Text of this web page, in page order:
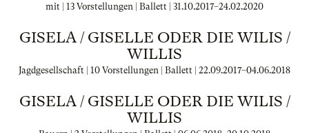
mit | 13 Vorstellungen | Ballett | 31.10.2017–24.02.2020
GISELA / GISELLE ODER DIE WILIS /
WILLIS
Jagdgesellschaft | 10 Vorstellungen | Ballett | 22.09.2017–04.06.2018
GISELA / GISELLE ODER DIE WILIS /
WILLIS